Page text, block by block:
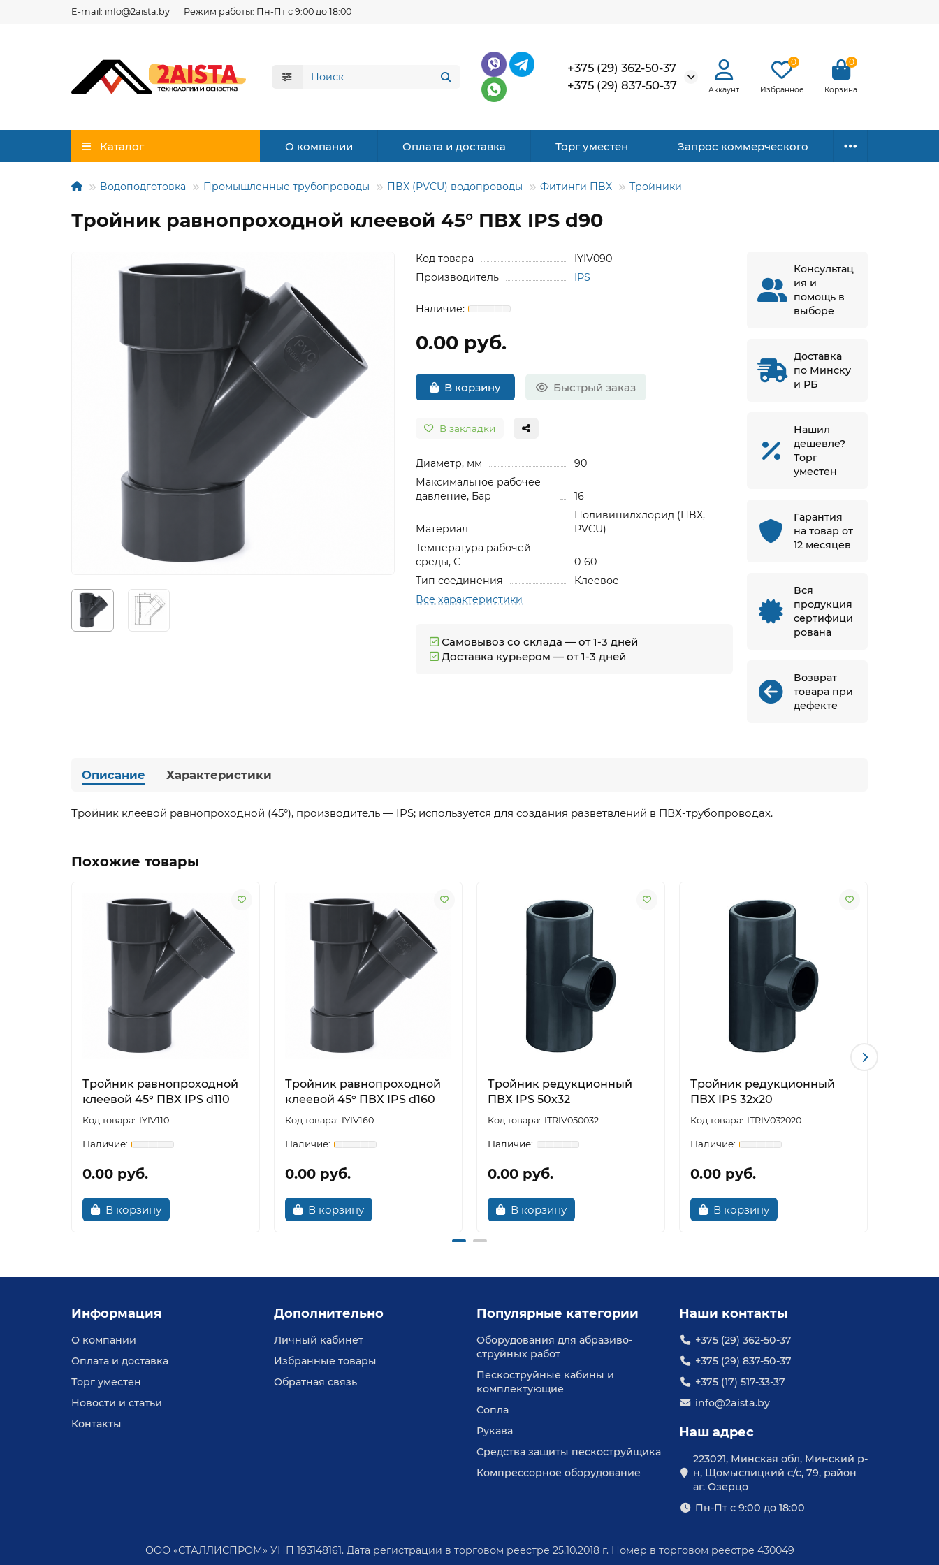
E-mail: info@2aista.by Режим работы: Пн-Пт с 9:00 до 18:00
+375 (29) 362-50-37
+375 (29) 837-50-37
Аккаунт
0
Избранное
0
Корзина
Каталог О компании Оплата и доставка Торг уместен Запрос коммерческого
Водоподготовка Промышленные трубопроводы ПВХ (PVCU) водопроводы Фитинги ПВХ Тройники
Тройник равнопроходной клеевой 45° ПВХ IPS d90
Код товара
IYIV090
Производитель
IPS
0.00 руб.
В корзину Быстрый заказ
В закладки
Диаметр, мм
90
Максимальное рабочее
давление, Бар
16
Материал
Поливинилхлорид (ПВХ,
PVCU)
Температура рабочей
среды, С
0-60
Тип соединения
Клеевое
Все характеристики
Самовывоз со склада — от 1-3 дней
Доставка курьером — от 1-3 дней
Консультац
ия и
помощь в
выборе
Доставка
по Минску
и РБ
Нашил
дешевле?
Торг
уместен
Гарантия
на товар от
12 месяцев
Вся
продукция
сертифици
рована
Возврат
товара при
дефекте
Описание Характеристики
Тройник клеевой равнопроходной (45°), производитель — IPS; используется для создания разветвлений в ПВХ-трубопроводах.
Похожие товары
Тройник равнопроходной
клеевой 45° ПВХ IPS d110
IYIV110
0.00 руб.
В корзину
Тройник равнопроходной
клеевой 45° ПВХ IPS d160
IYIV160
0.00 руб.
В корзину
Тройник редукционный
ПВХ IPS 50x32
ITRIV050032
0.00 руб.
В корзину
Тройник редукционный
ПВХ IPS 32x20
ITRIV032020
0.00 руб.
В корзину
Информация
О компании
Оплата и доставка
Торг уместен
Новости и статьи
Контакты
Дополнительно
Личный кабинет
Избранные товары
Обратная связь
Популярные категории
Оборудования для абразиво-
струйных работ
Пескоструйные кабины и
комплектующие
Сопла
Рукава
Средства защиты пескоструйщика
Компрессорное оборудование
Наши контакты
+375 (29) 362-50-37
+375 (29) 837-50-37
+375 (17) 517-33-37
info@2aista.by
Наш адрес
223021, Минская обл, Минский р-
н, Щомыслицкий с/с, 79, район
аг. Озерцо
Пн-Пт с 9:00 до 18:00
ООО «СТАЛЛИСПРОМ» УНП 193148161. Дата регистрации в торговом реестре 25.10.2018 г. Номер в торговом реестре 430049